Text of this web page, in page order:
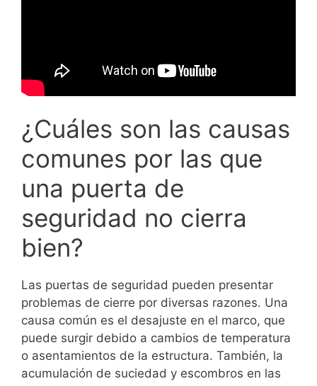
¿Cuáles son las causas
comunes por las que
una puerta de
seguridad no cierra
bien?
Las puertas de seguridad pueden presentar
problemas de cierre por diversas razones. Una
causa común es el desajuste en el marco, que
puede surgir debido a cambios de temperatura
o asentamientos de la estructura. También, la
acumulación de suciedad y escombros en las